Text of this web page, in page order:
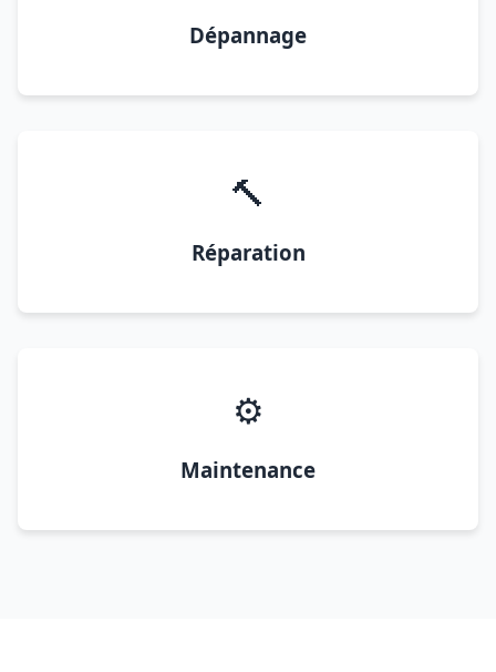
Dépannage
🔨
Réparation
⚙️
Maintenance